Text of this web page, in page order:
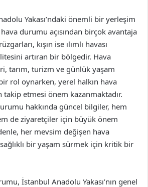
Yakası’ndaki önemli bir yerleşim
durumu açısından birçok avantaja
kışın ise ılımlı havası
artıran bir bölgedir. Hava
tarım, turizm ve günlük yaşam
rol oynarken, yerel halkın hava
etmesi önem kazanmaktadır.
hakkında güncel bilgiler, hem
de ziyaretçiler için büyük önem
her mevsim değişen hava
bir yaşam sürmek için kritik bir
İstanbul Anadolu Yakası’nın genel